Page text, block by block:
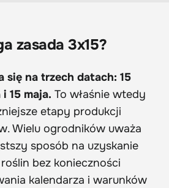
zasada 3x15?
się na trzech datach: 15
15 maja. To właśnie wtedy
etapy produkcji
Wielu ogrodników uważa
sposób na uzyskanie
bez konieczności
kalendarza i warunków